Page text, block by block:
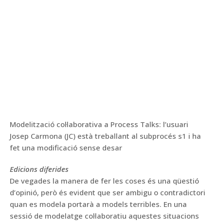
Modelització col·laborativa a Process Talks: l’usuari
Josep Carmona (JC) està treballant al subprocés s1 i ha
fet una modificació sense desar
Edicions diferides
De vegades la manera de fer les coses és una qüestió
d’opinió, però és evident que ser ambigu o contradictori
quan es modela portarà a models terribles. En una
sessió de modelatge col·laboratiu aquestes situacions